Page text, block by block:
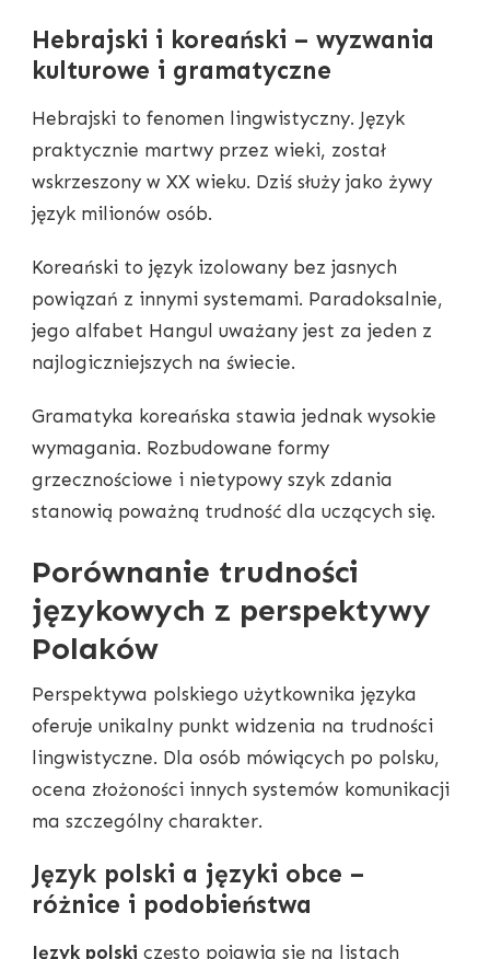
Hebrajski i koreański – wyzwania
kulturowe i gramatyczne
Hebrajski to fenomen lingwistyczny. Język
praktycznie martwy przez wieki, został
wskrzeszony w XX wieku. Dziś służy jako żywy
język milionów osób.
Koreański to język izolowany bez jasnych
powiązań z innymi systemami. Paradoksalnie,
jego alfabet Hangul uważany jest za jeden z
najlogiczniejszych na świecie.
Gramatyka koreańska stawia jednak wysokie
wymagania. Rozbudowane formy
grzecznościowe i nietypowy szyk zdania
stanowią poważną trudność dla uczących się.
Porównanie trudności
językowych z perspektywy
Polaków
Perspektywa polskiego użytkownika języka
oferuje unikalny punkt widzenia na trudności
lingwistyczne. Dla osób mówiących po polsku,
ocena złożoności innych systemów komunikacji
ma szczególny charakter.
Język polski a języki obce –
różnice i podobieństwa
Język polski często pojawia się na listach